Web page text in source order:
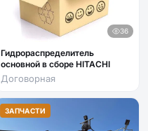
36
Гидрораспределитель
основной в сборе HITACHI
Договорная
ЗАПЧАСТИ